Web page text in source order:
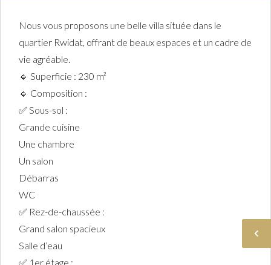
Nous vous proposons une belle villa située dans le
quartier Rwidat, offrant de beaux espaces et un cadre de
vie agréable.
🔹 Superficie : 230 m²
🔹 Composition :
✅ Sous-sol :
Grande cuisine
Une chambre
Un salon
Débarras
WC
✅ Rez-de-chaussée :
Grand salon spacieux
Salle d’eau
✅ 1er étage :